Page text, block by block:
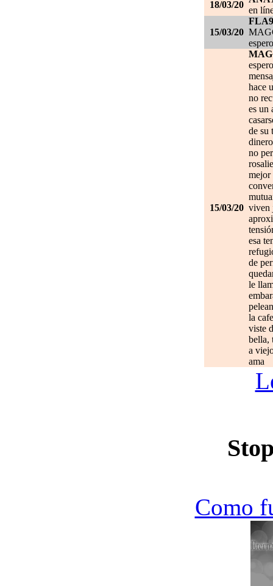
18/03/20
en
15/03/20
15/03/20
hace
no
es un
de su
no
mejor
viven
esa
de
le
la
viste
bella,
a
ama
Como